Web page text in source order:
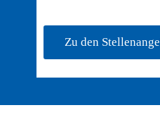
Zu den